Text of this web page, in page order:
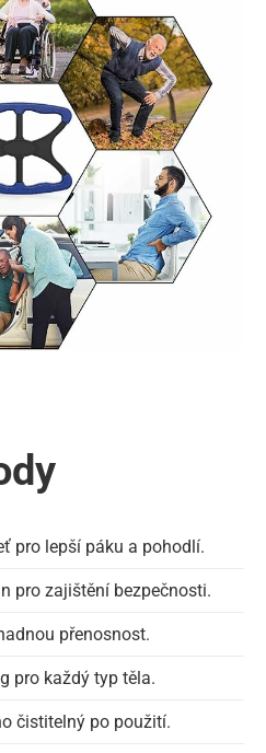
pro lepší páku a pohodlí.
pro zajištění bezpečnosti.
přenosnost.
pro každý typ těla.
čistitelný po použití.